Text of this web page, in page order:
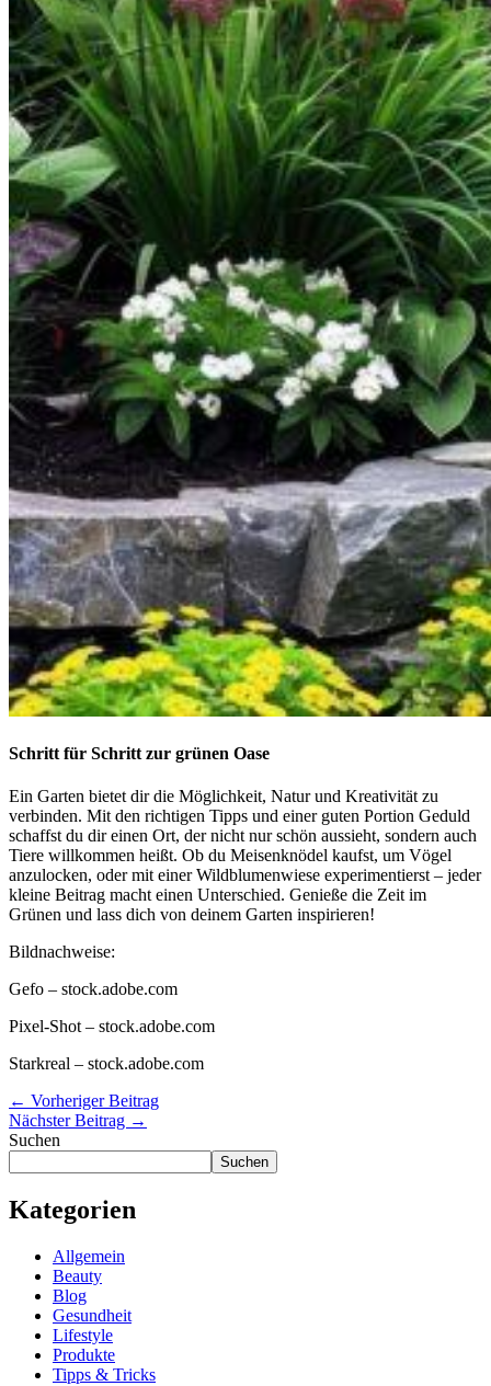
Schritt für Schritt zur grünen Oase
Ein Garten bietet dir die Möglichkeit, Natur und Kreativität zu
verbinden. Mit den richtigen Tipps und einer guten Portion Geduld
schaffst du dir einen Ort, der nicht nur schön aussieht, sondern auch
Tiere willkommen heißt. Ob du Meisenknödel kaufst, um Vögel
anzulocken, oder mit einer Wildblumenwiese experimentierst – jeder
kleine Beitrag macht einen Unterschied. Genieße die Zeit im
Grünen und lass dich von deinem Garten inspirieren!
Bildnachweise:
Gefo – stock.adobe.com
Pixel-Shot – stock.adobe.com
Starkreal – stock.adobe.com
← Vorheriger Beitrag
Nächster Beitrag →
Suchen
Suchen
Kategorien
Allgemein
Beauty
Blog
Gesundheit
Lifestyle
Produkte
Tipps & Tricks